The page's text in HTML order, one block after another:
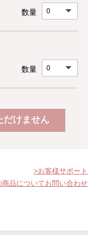
数量
数量
だけません
お客様サポート
商品についてお問い合わせ